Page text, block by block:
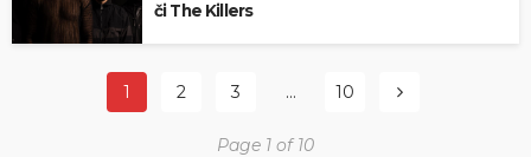
či The Killers
1 2 3 … 10
Page 1 of 10